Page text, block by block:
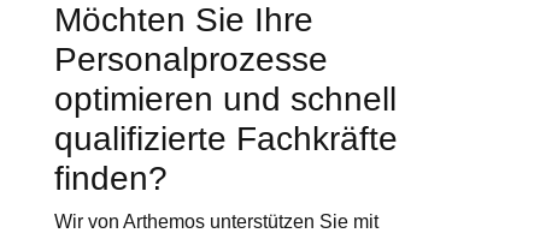
Möchten Sie Ihre
Personalprozesse
optimieren und schnell
qualifizierte Fachkräfte
finden?
Wir von Arthemos unterstützen Sie mit